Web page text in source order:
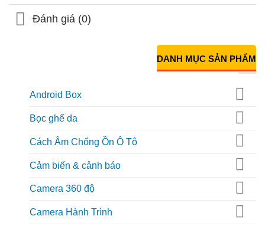
Đánh giá (0)
DANH MỤC SẢN PHẨM
Android Box
Bọc ghế da
Cách Âm Chống Ồn Ô Tô
Cảm biến & cảnh báo
Camera 360 độ
Camera Hành Trình